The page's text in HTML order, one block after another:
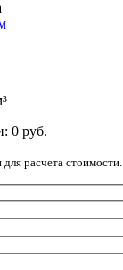
0 руб.
расчета стоимости.